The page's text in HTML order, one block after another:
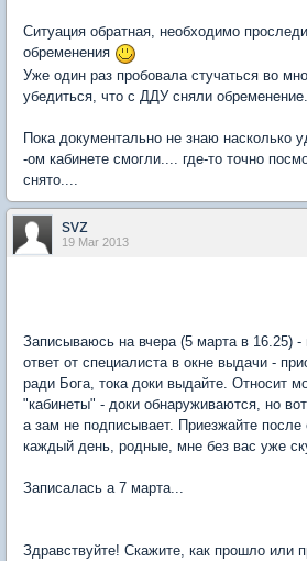
Ситуация обратная, необходимо
обременения
Уже один раз пробовала стучаться во
убедиться, что с ДДУ сняли обременение.
Пока документально не знаю насколько
-ом кабинете смогли.... где-то точно
снято....
svz
19 Mar 2013
Записываюсь на вчера (5 марта в 16.25)
ответ от специалиста в окне выдачи -
ради Бога, тока доки выдайте. Относит
"кабинеты" - доки обнаруживаются, но
а зам не подписывает. Приезжайте
каждый день, родные, мне без вас уже
Записалась а 7 марта...
Здравствуйте! Скажите, как прошло или